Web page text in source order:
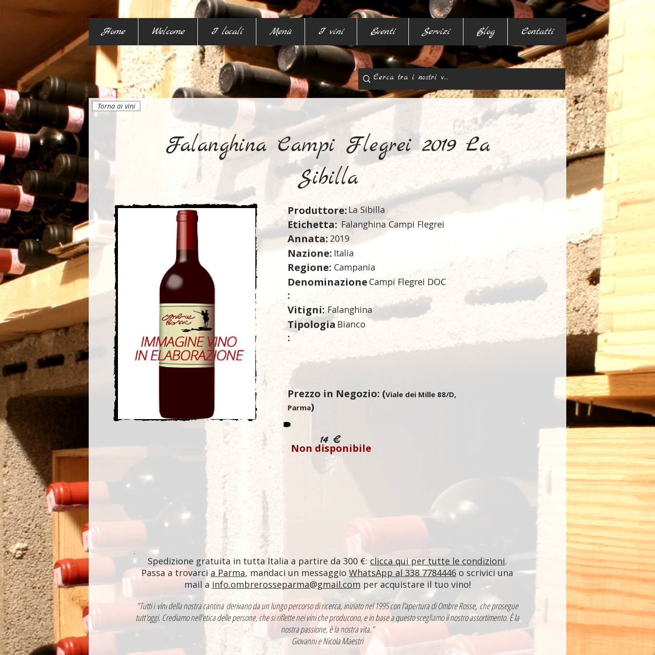
Home Welcome I locali Menù I vini Eventi Servizi Blog Contatti
Torna ai vini
Falanghina Campi Flegrei 2019 La
Sibilla
Produttore:La Sibilla
Etichetta: Falanghina Campi Flegrei
Annata: 2019
Nazione: Italia
Regione: Campania
Denominazione
:
Campi Flegrei DOC
Vitigni: Falanghina
Tipologia
:
Bianco
Prezzo in Negozio: (Viale dei Mille 88/D,
Parma)
14 €
Non disponibile
Spedizione gratuita in tutta Italia a partire da 300 €: clicca qui per tutte le condizioni.
Passa a trovarci a Parma, mandaci un messaggio WhatsApp al 338 7784446 o scrivici una
mail a info.ombrerosseparma@gmail.com per acquistare il tuo vino!
"Tutti i vini della nostra cantina derivano da un lungo percorso di ricerca, iniziato nel 1995 con l'apertura di Ombre Rosse, che prosegue
tutt'oggi. Crediamo nell'etica delle persone, che si riflette nei vini che producono, e in base a questo scegliamo il nostro assortimento. È la
nostra passione, è la nostra vita."
Giovanni e Nicola Maestri